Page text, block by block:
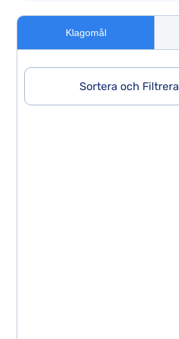
Klagomål
Sortera och Filtrera